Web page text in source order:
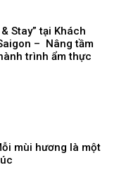
Stay” tại Khách
– Nâng tầm
trình ẩm thực
mùi hương là một